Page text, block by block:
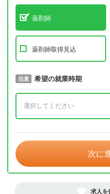
薬剤師
薬剤師取得見込
必須 取得予定年
任意 希望の就業時期
次に
求人を